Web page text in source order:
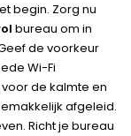
begin. Zorg nu
bureau om in
de voorkeur
Wi-Fi
de kalmte en
afgeleid.
Richt je bureau